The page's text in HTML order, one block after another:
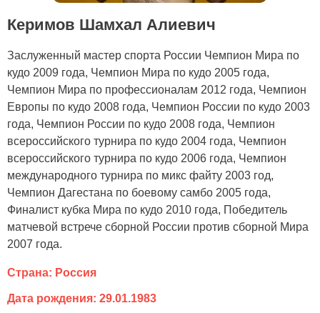
Керимов Шамхал Алиевич
Заслуженный мастер спорта России Чемпион Мира по
кудо 2009 года, Чемпион Мира по кудо 2005 года,
Чемпион Мира по профессионалам 2012 года, Чемпион
Европы по кудо 2008 года, Чемпион России по кудо 2003
года, Чемпион России по кудо 2008 года, Чемпион
всероссийского турнира по кудо 2004 года, Чемпион
всероссийского турнира по кудо 2006 года, Чемпион
международного турнира по микс файту 2003 год,
Чемпион Дагестана по боевому самбо 2005 года,
Финалист кубка Мира по кудо 2010 года, Победитель
матчевой встрече сборной России против сборной Мира
2007 года.
Страна: Россия
Дата рождения: 29.01.1983